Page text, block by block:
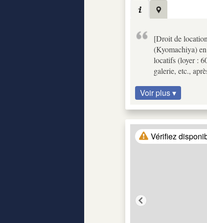
[Droit de
(Kyomachiya)
locatifs (loyer :
galerie, etc.,
Voir plus ▾
Vérifiez